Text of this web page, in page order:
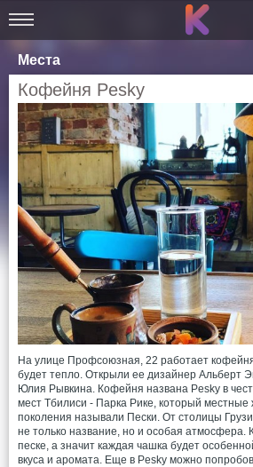
Места
Кофейня Pеsky
На улице Профсоюзная, 22 работает
будет тепло. Открыли ее дизайнер Альберт
Юлия Рывкина. Кофейня названа Pesky в
мест Тбилиси - Парка Рике, который местные
поколения называли Пески. От столицы
не только название, но и особая атмосфера.
песке, а значит каждая чашка будет
вкуса и аромата. Еще в Pesky можно